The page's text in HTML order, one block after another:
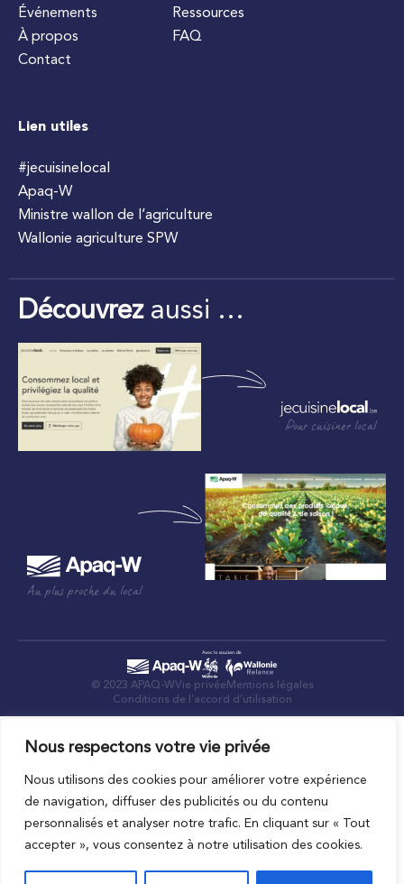
Nous respectons votre vie privée
Nous utilisons des cookies pour améliorer votre expérience
de navigation, diffuser des publicités ou du contenu
personnalisés et analyser notre trafic. En cliquant sur « Tout
accepter », vous consentez à notre utilisation des cookies.
Événements
À propos
Contact
Ressources
FAQ
Lien utiles
#jecuisinelocal
Apaq-W
Ministre wallon de l’agriculture
Wallonie agriculture SPW
Découvrezaussi …
Pour cuisiner local
Au plus proche du local
© 2023 APAQ-WVie privée Mentions légales
Conditions de l’accord d’utilisation